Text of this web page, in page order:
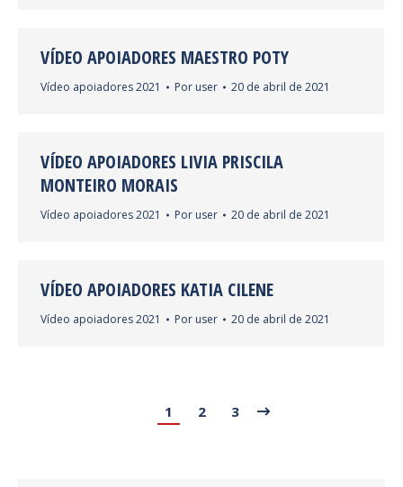
VÍDEO APOIADORES MAESTRO POTY
Vídeo apoiadores 2021 Por user 20 de abril de 2021
VÍDEO APOIADORES LIVIA PRISCILA
MONTEIRO MORAIS
Vídeo apoiadores 2021 Por user 20 de abril de 2021
VÍDEO APOIADORES KATIA CILENE
Vídeo apoiadores 2021 Por user 20 de abril de 2021
1 2 3